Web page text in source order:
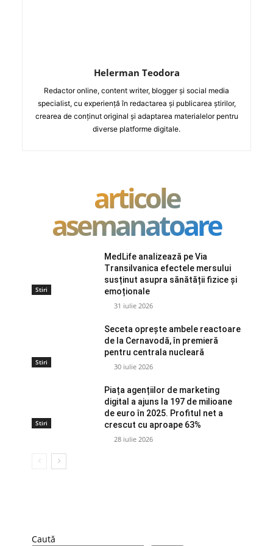
Helerman Teodora
Redactor online, content writer, blogger și social media
specialist, cu experiență în redactarea și publicarea știrilor,
crearea de conținut original și adaptarea materialelor pentru
diverse platforme digitale.
articole
asemanatoare
Stiri
MedLife analizează pe Via
Transilvanica efectele mersului
susținut asupra sănătății fizice și
emoționale
31 iulie 2026
Stiri
Seceta oprește ambele reactoare
de la Cernavodă, în premieră
pentru centrala nucleară
30 iulie 2026
Stiri
Piața agențiilor de marketing
digital a ajuns la 197 de milioane
de euro în 2025. Profitul net a
crescut cu aproape 63%
28 iulie 2026
Caută